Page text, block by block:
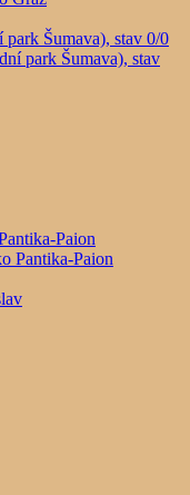
Šumava), stav 0/0
Paion